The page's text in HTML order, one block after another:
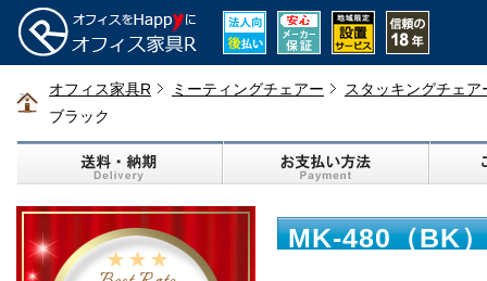
オフィス家具R ミーティングチェアー
スタッキングチェ
ブラック
MK-480（BK